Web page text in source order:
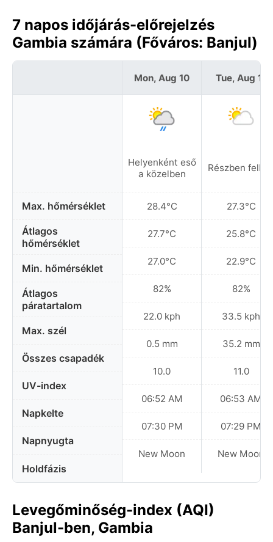
7 napos időjárás-előrejelzés
Gambia számára (Főváros: Banjul)
Max. hőmérséklet
Átlagos
hőmérséklet
Min. hőmérséklet
Átlagos
páratartalom
Max. szél
Összes csapadék
UV-index
Napkelte
Napnyugta
Holdfázis
Mon, Aug 10
Helyenként eső
a közelben
28.4°C
27.7°C
27.0°C
82%
22.0 kph
0.5 mm
10.0
06:52 AM
07:30 PM
New Moon
Tue, Aug 11
Részben
27.3°C
25.8°C
22.9°C
82%
33.5 kph
35.2 mm
11.0
06:53 AM
07:29 PM
New Moon
Levegőminőség-index (AQI)
Banjul-ben, Gambia